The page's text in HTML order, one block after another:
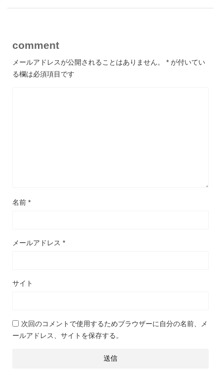
comment
メールアドレスが公開されることはありません。 * が付いてい
る欄は必須項目です
名前 *
メールアドレス *
サイト
次回のコメントで使用するためブラウザーに自分の名前、メ
ールアドレス、サイトを保存する。